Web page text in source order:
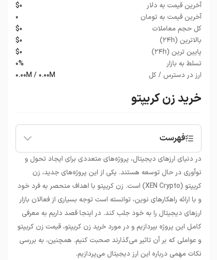
خرید زن کریپتو
فهرست
• زن کریپتو چیست؟
• ارز دیجیتال زن کریپتو چیست؟
• قیمت زن کریپتو و عوامل موثر بر آن
•
خرید زن کریپتو: ملاحظات و نکات مهم
در دنیای ارزهای دیجیتال، پروژه‌های متعددی برای ایجاد تحول و
نوآوری در حال توسعه هستند. یکی از این پروژه‌های جدید، زن
کریپتو (XEN Crypto) است. زن کریپتو با اهداف منحصر به فرد خود
و با ارائه راهکارهای نوین، توانسته است توجه بسیاری از فعالان بازار
ارزهای دیجیتال را به خود جلب کند. در اینجا قصد داریم به معرفی
کامل این پروژه بپردازیم و در مورد خرید زن کریپتو، قیمت زن کریپتو
و عواملی که بر آن تاثیر می‌گذارند صحبت کنیم. همچنین، به بررسی
نکات مهمی درباره این ارز دیجیتال می‌پردازیم.
آخرین قیمت به دلار
$۰
آخرین قیمت به تومان
۰
کل حجم معاملات
$۰
بالاترین (۲۴h)
$۰
پایین ترین (۲۴h)
$۰
تسلط به بازار
۰%
ارز در دسترس / کل
۰.۰۰M / ۰.۰۰M